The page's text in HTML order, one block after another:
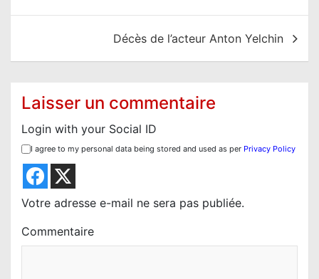
Décès de l’acteur Anton Yelchin
Laisser un commentaire
Login with your Social ID
I agree to my personal data being stored and used as per Privacy Policy
Votre adresse e-mail ne sera pas publiée.
Commentaire